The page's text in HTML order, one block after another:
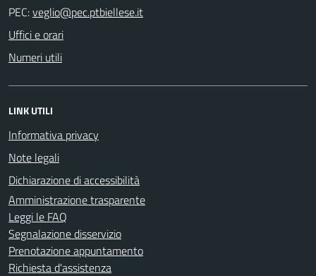
PEC:
Uffici e orari
Numeri utili
LINK UTILI
Informativa privacy
Note legali
Dichiarazione di accessibilità
Amministrazione trasparente
Leggi le FAQ
Segnalazione disservizio
Prenotazione appuntamento
Richiesta d'assistenza